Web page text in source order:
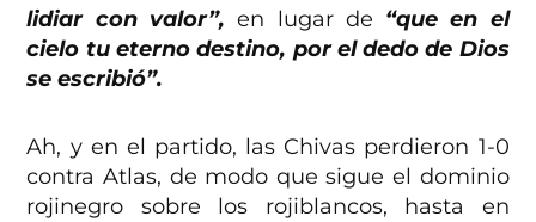
lidiar con valor”, en lugar de “que en el
cielo tu eterno destino, por el dedo de Dios
se escribió”.
Ah, y en el partido, las Chivas perdieron 1-0
contra Atlas, de modo que sigue el dominio
rojinegro sobre los rojiblancos, hasta en